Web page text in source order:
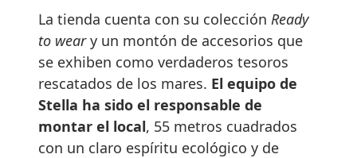
La tienda cuenta con su colección Ready
to weary un montón de accesorios que
se exhiben como verdaderos tesoros
rescatados de los mares. El equipo de
Stella ha sido el responsable de
montar el local, 55 metros cuadrados
con un claro espíritu ecológico y de